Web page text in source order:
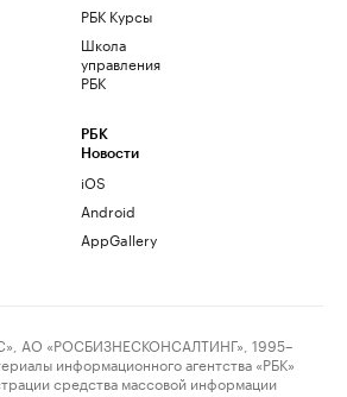
РБК Курсы
Школа
управления
РБК
РБК
Новости
iOS
Android
AppGallery
АО «РОСБИЗНЕСКОНСАЛТИНГ», 1995–
информационного агентства «РБК»
средства массовой информации